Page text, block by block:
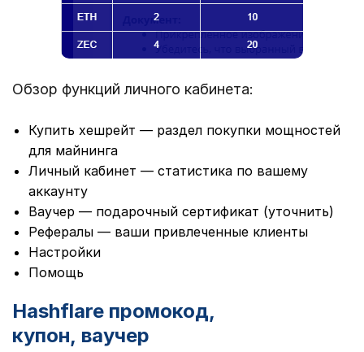
Обзор функций личного кабинета:
Купить хешрейт — раздел покупки мощностей
для майнинга
Личный кабинет — статистика по вашему
аккаунту
Ваучер — подарочный сертификат (уточнить)
Рефералы — ваши привлеченные клиенты
Настройки
Помощь
Hashflare промокод,
купон, ваучер